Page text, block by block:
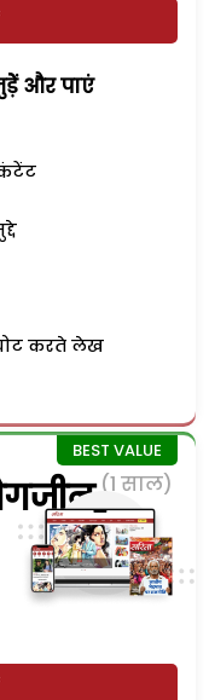
और पाएं
करते लेख
(1 साल)